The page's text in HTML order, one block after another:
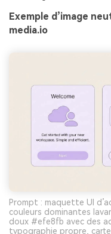
Exemple d’image
media.io
Prompt : maquette UI
couleurs dominantes
doux #efe8fb avec des
typographie propre,